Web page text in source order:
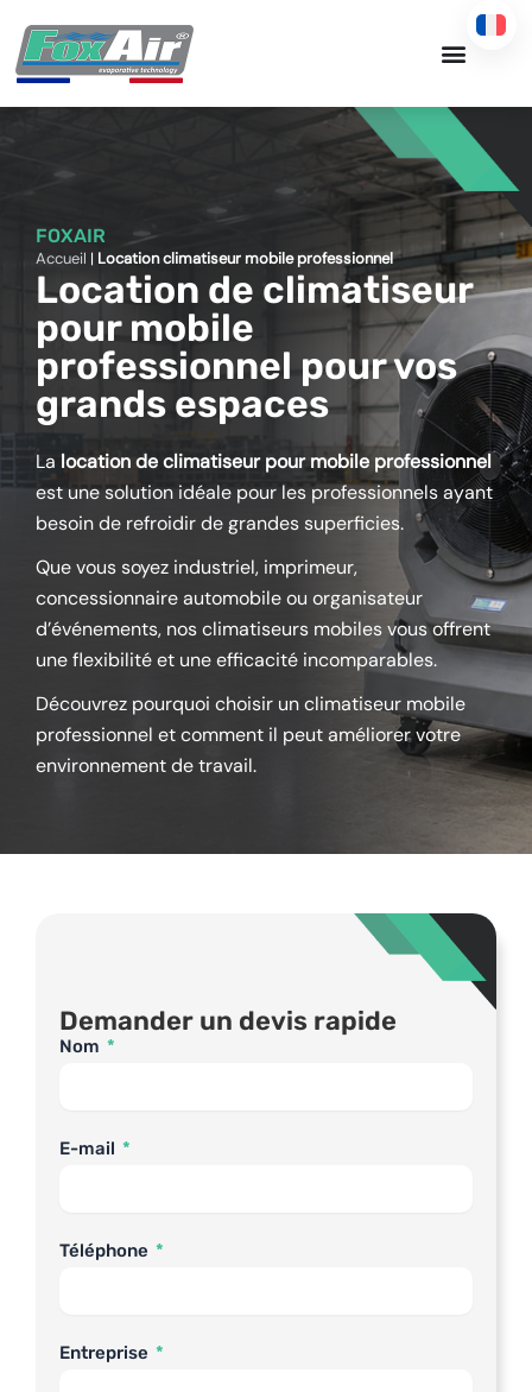
contenu
FOXAIR
Accueil | Location climatiseur mobile professionnel
Location de climatiseur
pour mobile
professionnel pour vos
grands espaces
La location de climatiseur pour mobile professionnel
est une solution idéale pour les professionnels ayant
besoin de refroidir de grandes superficies.
Que vous soyez industriel, imprimeur,
concessionnaire automobile ou organisateur
d’événements, nos climatiseurs mobiles vous offrent
une flexibilité et une efficacité incomparables.
Découvrez pourquoi choisir un climatiseur mobile
professionnel et comment il peut améliorer votre
environnement de travail.
Demander un devis rapide
Nom
E-mail
Téléphone
Entreprise